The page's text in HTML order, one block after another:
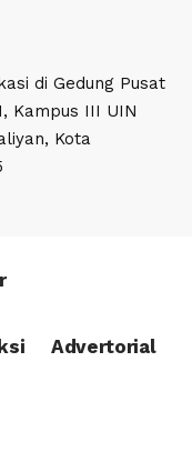
di Gedung Pusat
Kampus III UIN
Kota
Advertorial